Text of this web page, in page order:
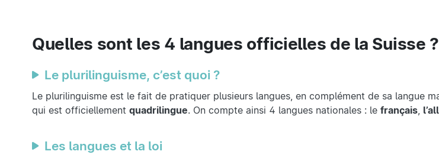
Quelles sont les 4 langues officielles de la Suisse ?
Le plurilinguisme, c’est quoi ?
Le plurilinguisme est le fait de pratiquer plusieurs langues, en complément de sa langue
qui est officiellement quadrilingue. On compte ainsi 4 langues nationales : le français,
Les langues et la loi